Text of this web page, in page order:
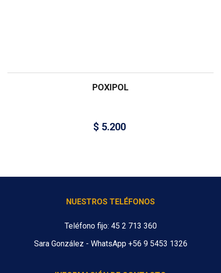
POXIPOL
$ 5.200
NUESTROS TELÉFONOS
Teléfono fijo: 45 2 713 360
Sara González - WhatsApp +56 9 5453 1326